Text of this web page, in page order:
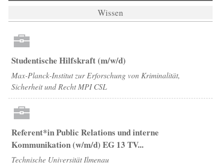
Wissen
Studentische Hilfskraft (m/w/d)
Max-Planck-Institut zur Erforschung von Kriminalität,
Sicherheit und Recht MPI CSL
Referent*in Public Relations und interne
Kommunikation (w/m/d) EG 13 TV...
Technische Universität Ilmenau